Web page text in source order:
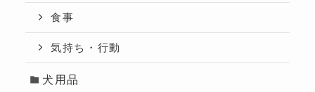
食事
気持ち・行動
犬用品